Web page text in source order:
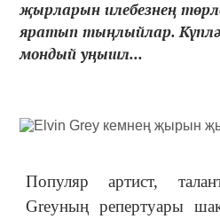
җырларын илебезнең
яратып тыңлыйлар.
мондый уңышл...
Популяр артист,
Greyның репертуары